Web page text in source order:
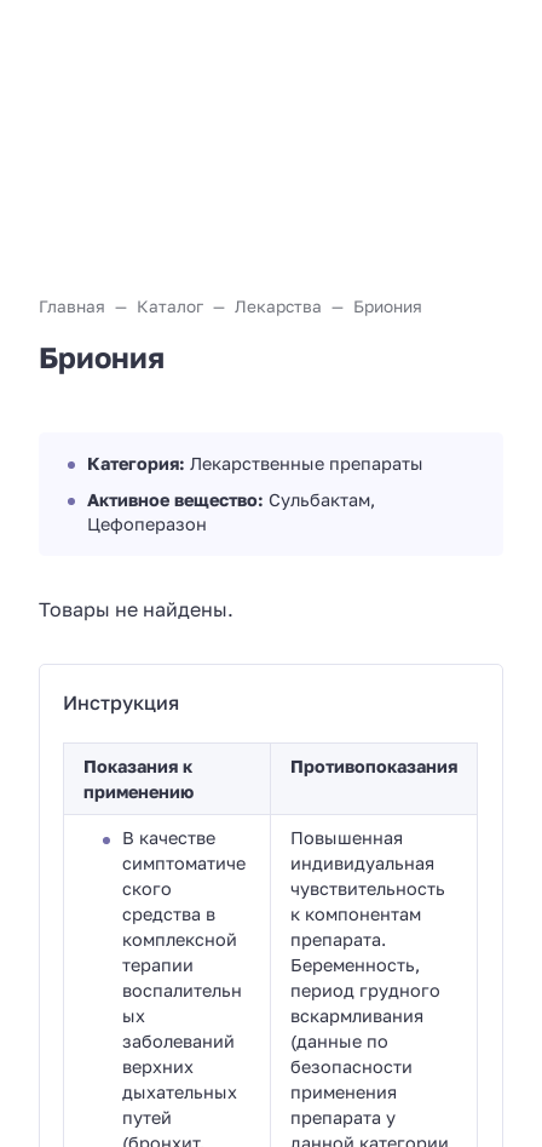
Главная Каталог Лекарства Бриония
Бриония
Категория: Лекарственные препараты
Активное вещество: Сульбактам,
Цефоперазон
Товары не найдены.
Инструкция
Показания к
применению
Противопоказания
В качестве
симптоматиче
ского
средства в
комплексной
терапии
воспалительн
ых
заболеваний
верхних
дыхательных
путей
(бронхит,
Повышенная
индивидуальная
чувствительность
к компонентам
препарата.
Беременность,
период грудного
вскармливания
(данные по
безопасности
применения
препарата у
данной категории